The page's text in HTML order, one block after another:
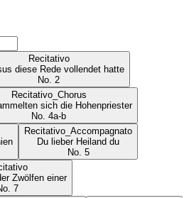
Recitativo
diese Rede vollendet hatte
No. 2
Recitativo_Chorus
sich die Hohenpriester
No. 4a-b
Recitativo_Accompagnato
Du lieber Heiland du
No. 5
Zwölfen einer
7